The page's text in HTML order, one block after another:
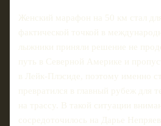
Женский марафон на 50 км стал
фактической точкой в
лыжники приняли решение не
путь в Северной Америке и
в Лейк-Плэсиде, поэтому именно
превратился в главный рубеж для
на трассу. В такой ситуации
сосредоточилось на Дарье